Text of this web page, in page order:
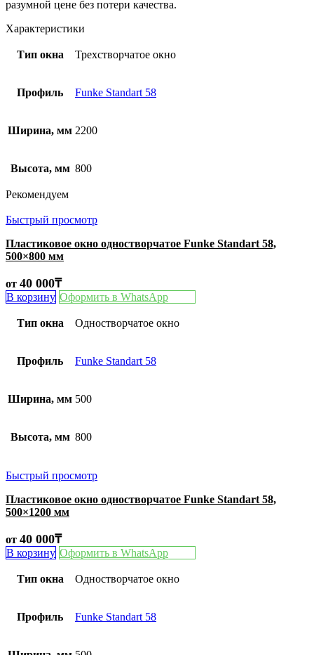
разумной цене без потери качества.
Характеристики
Тип окна Трехстворчатое окно
Профиль Funke Standart 58
Ширина, мм 2200
Высота, мм 800
Рекомендуем
Быстрый просмотр
Пластиковое окно одностворчатое Funke Standart 58,
500×800 мм
от 40 000₸
В корзину Оформить в WhatsApp
Тип окна Одностворчатое окно
Профиль Funke Standart 58
Ширина, мм 500
Высота, мм 800
Быстрый просмотр
Пластиковое окно одностворчатое Funke Standart 58,
500×1200 мм
от 40 000₸
В корзину Оформить в WhatsApp
Тип окна Одностворчатое окно
Профиль Funke Standart 58